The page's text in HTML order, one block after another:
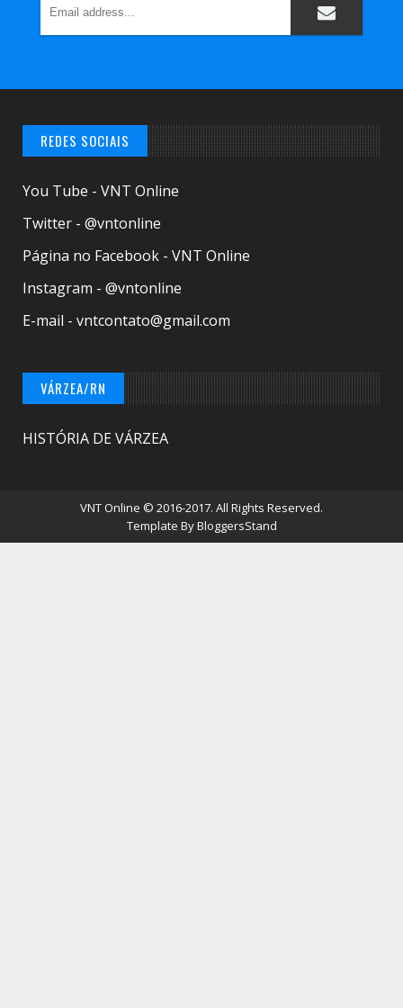
REDES SOCIAIS
You Tube - VNT Online
Twitter - @vntonline
Página no Facebook - VNT Online
Instagram - @vntonline
E-mail - vntcontato@gmail.com
VÁRZEA/RN
HISTÓRIA DE VÁRZEA
VNT Online © 2016-2017. All Rights Reserved.
Template ByBloggersStand